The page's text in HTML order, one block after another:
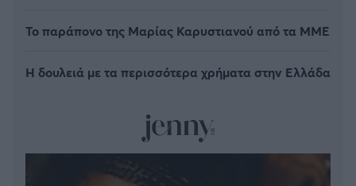
Το παράπονο της Μαρίας Καρυστιανού από τα ΜΜΕ
Η δουλειά με τα περισσότερα χρήματα στην Ελλάδα